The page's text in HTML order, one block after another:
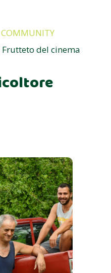
COMMUNITY
del cinema